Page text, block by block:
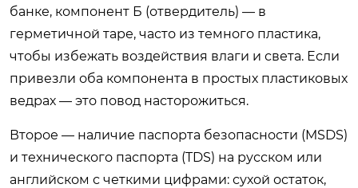
банке, компонент Б (отвердитель) — в
герметичной таре, часто из темного пластика,
чтобы избежать воздействия влаги и света. Если
привезли оба компонента в простых пластиковых
ведрах — это повод насторожиться.
Второе — наличие паспорта безопасности (MSDS)
и технического паспорта (TDS) на русском или
английском с четкими цифрами: сухой остаток,